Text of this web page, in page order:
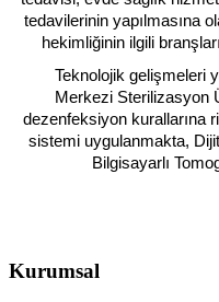
tedavilerinin yapılmasına
hekimliğinin ilgili
Teknolojik gelişmeleri
Merkezi Sterilizasyon
dezenfeksiyon kurallarına
sistemi uygulanmakta,
Bilgisayarlı
Kurumsal